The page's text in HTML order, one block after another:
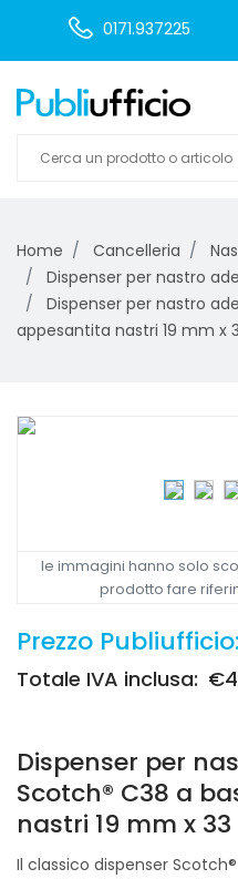
0171.937225
Home Cancelleria
Dispenser per nastro
Dispenser per nastro
appesantita nastri 19 mm x
le immagini hanno solo
prodotto fare
Prezzo Publiufficio:
Totale IVA inclusa:
Dispenser per
Scotch® C38 a
nastri 19 mm x
Il classico dispenser